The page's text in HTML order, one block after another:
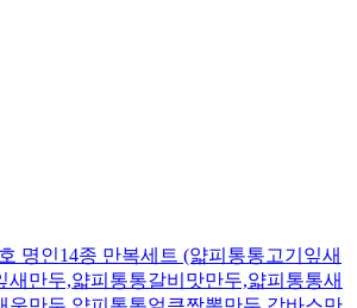
명인14종 만복세트 (얇피통통고기잎새
새만두,얇피통통갈비맛만두,얇피통통새